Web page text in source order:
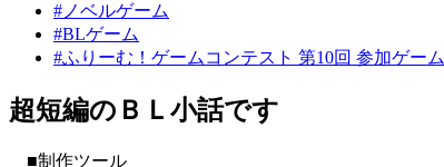
#ノベルゲーム
#BLゲーム
#ふりーむ！ゲームコンテスト 第10回 参加ゲーム
超短編のＢＬ小話です
■制作ツール